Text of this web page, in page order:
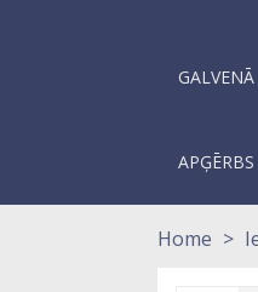
GALVENĀ
APĢĒRBS
Home >